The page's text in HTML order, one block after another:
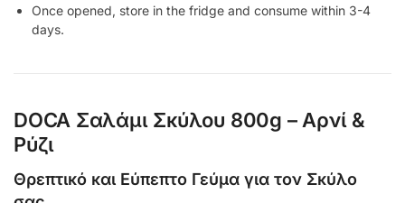
Once opened, store in the fridge and consume within 3-4
days.
DOCA Σαλάμι Σκύλου 800g – Αρνί &
Ρύζι
Θρεπτικό και Εύπεπτο Γεύμα για τον Σκύλο